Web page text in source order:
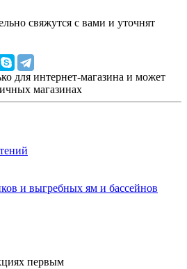
свяжутся с вами и уточнят
для интернет-магазина и может
магазинах
и выгребных ям и бассейнов
первым